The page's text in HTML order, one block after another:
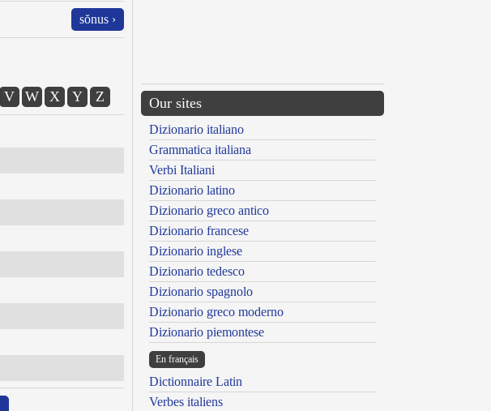
sŏnus ›
V W X Y Z Our sites
Dizionario italiano
Grammatica italiana
Verbi Italiani
Dizionario latino
Dizionario greco antico
Dizionario francese
Dizionario inglese
Dizionario tedesco
Dizionario spagnolo
Dizionario greco moderno
Dizionario piemontese
En français
Dictionnaire Latin
Verbes italiens